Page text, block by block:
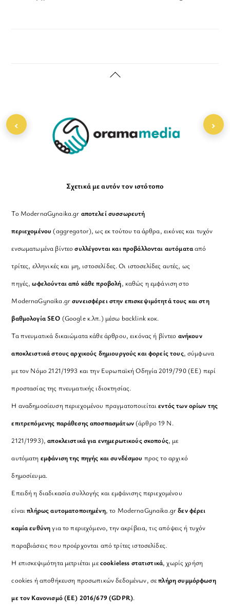
Back
Σχετικά με αυτόν τον ιστότοπο
Το ModernaGynaika.gr αποτελεί συσσωρευτή
περιεχομένου (aggregator), ως εκ τούτου τα άρθρα, εικόνες και τυχόν
ενσωματωμένα βίντεοσυλλέγονται και προβάλλονται αυτόματααπό
τρίτες, ελληνικές και μη, ιστοσελίδες. Οι ιστοσελίδες αυτές, ως
πηγές,ωφελούνται από κάθε προβολή, καθώς η εμφάνιση στο
ModernaGynaika.grσυνεισφέρει στην επισκεψιμότητά τους και στη
βαθμολογία SEO (Google κ.λπ.) μέσω backlink κοκ.
Τα πνευματικά δικαιώματα κάθε άρθρου, εικόνας ή βίντεο ανήκουν
αποκλειστικά στους αρχικούς δημιουργούς και φορείς τους, σύμφωνα
με τον Νόμο 2121/1993 και την Ευρωπαϊκή Οδηγία 2019/790 (ΕΕ) περί
προστασίας της πνευματικής ιδιοκτησίας.
Η αναδημοσίευση περιεχομένου πραγματοποιείταιεντός των ορίων της
επιτρεπόμενης παράθεσης αποσπασμάτων(άρθρο 19 Ν.
2121/1993), αποκλειστικά για ενημερωτικούς σκοπούς, με
αυτόματη εμφάνιση της πηγής και συνδέσμου προς το αρχικό
δημοσίευμα.
Επειδή η διαδικασία συλλογής και εμφάνισης περιεχομένου
είναιπλήρως αυτοματοποιημένη, το ModernaGynaika.grδεν φέρει
καμία ευθύνηγια το περιεχόμενο, την ακρίβεια, τις απόψεις ή τυχόν
παραβιάσεις που προέρχονται από τρίτες ιστοσελίδες.
Η επισκεψιμότητα μετριέται μεcookieless στατιστικά, χωρίς χρήση
cookies ή αποθήκευση προσωπικών δεδομένων, σεπλήρη συμμόρφωση
με τον Κανονισμό (ΕΕ) 2016/679 (GDPR).
‹ ›